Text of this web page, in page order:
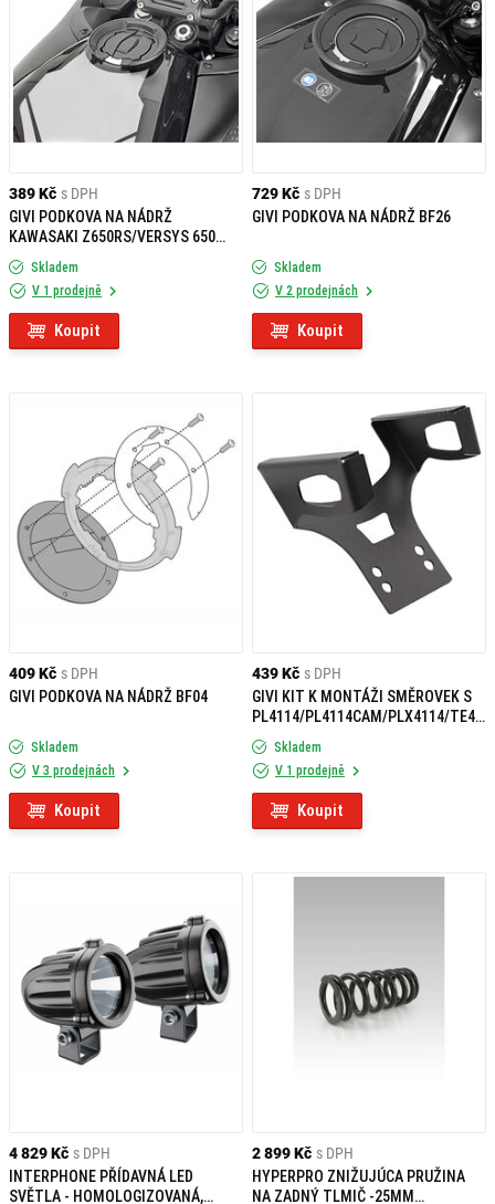
389 Kč s DPH
GIVI PODKOVA NA NÁDRŽ
KAWASAKI Z650RS/VERSYS 650
(22) BF71
Skladem
V 1 prodejně
Koupit
729 Kč s DPH
GIVI PODKOVA NA NÁDRŽ BF26
Skladem
V 2 prodejnách
Koupit
409 Kč s DPH
GIVI PODKOVA NA NÁDRŽ BF04
Skladem
V 3 prodejnách
Koupit
439 Kč s DPH
GIVI KIT K MONTÁŽI SMĚROVEK S
PL4114/PL4114CAM/PLX4114/TE41
14 PRO KAWASAKI VERSYS 650 (15-
19) IN4114KIT
Skladem
V 1 prodejně
Koupit
4 829 Kč s DPH
INTERPHONE PŘÍDAVNÁ LED
SVĚTLA - HOMOLOGIZOVANÁ,
2 899 Kč s DPH
HYPERPRO ZNIŽUJÚCA PRUŽINA
NA ZADNÝ TLMIČ -25MM